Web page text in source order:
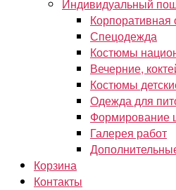
Индивидуальный
Спецодежда
Костюмы
Вечерние,
Костюмы
Одежда для
Формирование
Галерея работ
Корзина
Контакты